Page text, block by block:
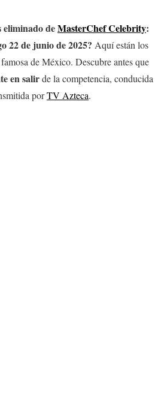
eliminado deMasterChef Celebrity:
22 de juniode 2025? Aquí están los
de México. Descubre antes que
en salirde la competencia, conducida
porTV Azteca.